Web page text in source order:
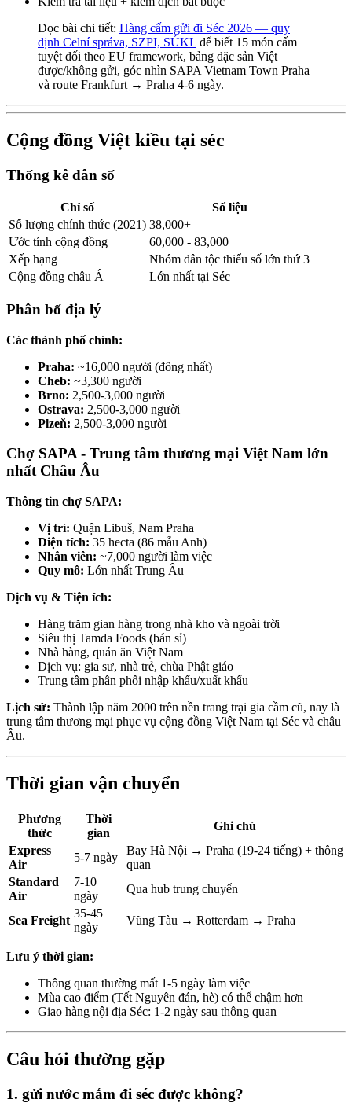
Đọc bài chi tiết: Hàng cấm gửi đi Séc 2026 — quy
định Celní správa, SZPI, SÚKL để biết 15 món cấm
tuyệt đối theo EU framework, bảng đặc sản Việt
được/không gửi, góc nhìn SAPA Vietnam Town Praha
và route Frankfurt → Praha 4-6 ngày.
Cộng đồng Việt kiều tại séc
Thống kê dân số
Chỉ số
Số liệu
Số lượng chính thức (2021) 38,000+
Ước tính cộng đồng
60,000 - 83,000
Xếp hạng
Nhóm dân tộc thiểu số lớn thứ 3
Cộng đồng châu Á
Lớn nhất tại Séc
Phân bố địa lý
Các thành phố chính:
Praha: ~16,000 người (đông nhất)
Cheb: ~3,300 người
Brno: 2,500-3,000 người
Ostrava: 2,500-3,000 người
Plzeň: 2,500-3,000 người
Chợ SAPA - Trung tâm thương mại Việt Nam lớn
nhất Châu Âu
Thông tin chợ SAPA:
Vị trí: Quận Libuš, Nam Praha
Diện tích: 35 hecta (86 mẫu Anh)
Nhân viên: ~7,000 người làm việc
Quy mô: Lớn nhất Trung Âu
Dịch vụ & Tiện ích:
Hàng trăm gian hàng trong nhà kho và ngoài trời
Siêu thị Tamda Foods (bán sỉ)
Nhà hàng, quán ăn Việt Nam
Dịch vụ: gia sư, nhà trẻ, chùa Phật giáo
Trung tâm phân phối nhập khẩu/xuất khẩu
Lịch sử: Thành lập năm 2000 trên nền trang trại gia cầm cũ, nay là
trung tâm thương mại phục vụ cộng đồng Việt Nam tại Séc và châu
Âu.
Thời gian vận chuyển
Phương
thức
Thời
gian
Ghi chú
Express
Air
5-7 ngày
Bay Hà Nội → Praha (19-24 tiếng) + thông
quan
Standard
Air
7-10
ngày
Qua hub trung chuyển
Sea Freight
35-45
ngày
Vũng Tàu → Rotterdam → Praha
Lưu ý thời gian:
Thông quan thường mất 1-5 ngày làm việc
Mùa cao điểm (Tết Nguyên đán, hè) có thể chậm hơn
Giao hàng nội địa Séc: 1-2 ngày sau thông quan
Câu hỏi thường gặp
1. gửi nước mắm đi séc được không?